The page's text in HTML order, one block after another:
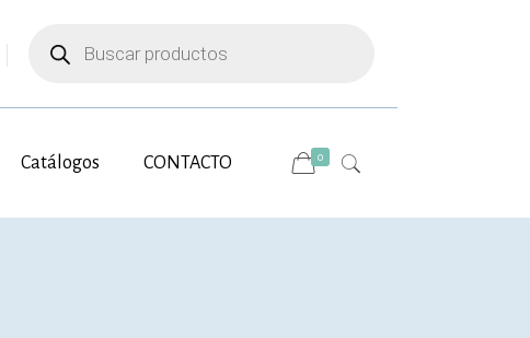
productos
Catálogos CONTACTO 0